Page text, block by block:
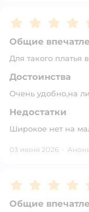
Рейтинг:5
Общие
Для такого платья
Достоинства
Очень удобно,на
Недостатки
Широкое нет на
03 июня 2026 ·
Рейтинг:5
Общие